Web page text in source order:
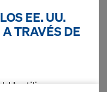
H20 top N
EE. UU.
TRAVÉS DE
utilizamos